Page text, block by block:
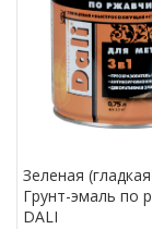
Зеленая
Грунт-эмаль по
DALI